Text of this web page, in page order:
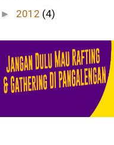
► 2012 (4)